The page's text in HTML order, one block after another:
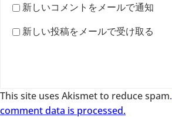
新しいコメントをメールで通知
新しい投稿をメールで受け取る
This site uses Akismet to reduce spam.
comment data is processed.